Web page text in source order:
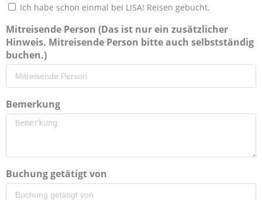
Ich habe schon einmal bei LISA! Reisen gebucht.
Mitreisende Person (Das ist nur ein zusätzlicher
Hinweis. Mitreisende Person bitte auch selbstständig
buchen.)
Bemerkung
Buchung getätigt von